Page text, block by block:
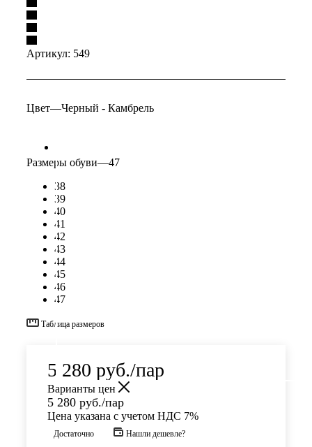
Артикул: 549
Цвет—Черный - Камбрель
Размеры обуви—47
38
39
40
41
42
43
44
45
46
47
Таблица размеров
5 280 руб./пар
Варианты цен
5 280 руб./пар
Цена указана с учетом НДС 7%
Достаточно Нашли дешевле?